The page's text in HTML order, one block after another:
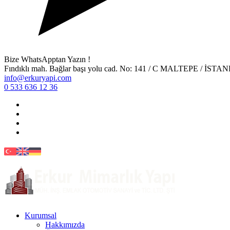
Bize WhatsApptan Yazın !
Fındıklı mah. Bağlar başı yolu cad. No: 141 / C MALTEPE /
info@erkuryapi.com
0 533 636 12 36
Kurumsal
Hakkımızda